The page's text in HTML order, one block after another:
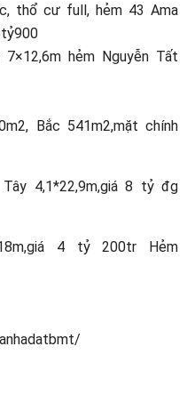
thổ cư full, hẻm 43 Ama
hẻm Nguyễn Tất
Bắc 541m2,mặt chính
4,1*22,9m,giá 8 tỷ đg
4 tỷ 200tr Hẻm